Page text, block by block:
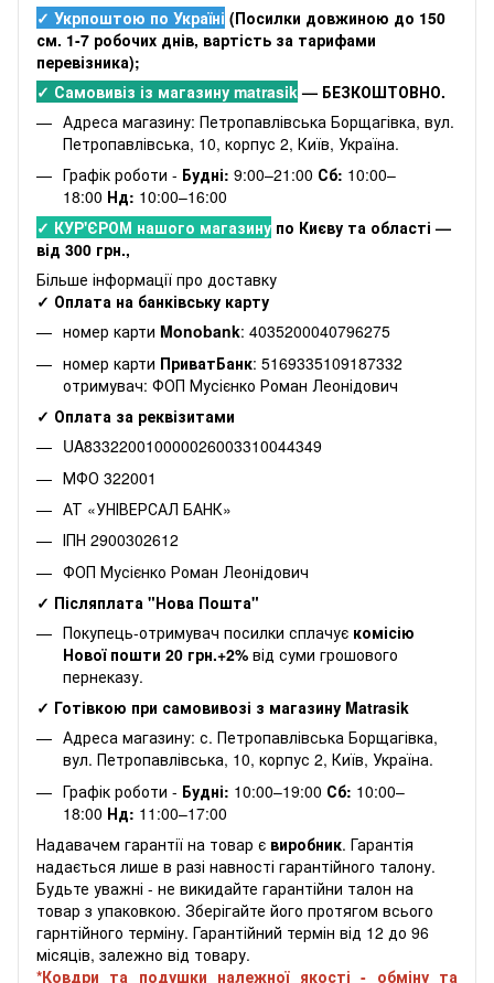
✓ Укрпоштою по Україні (Посилки довжиною до 150
см. 1-7 робочих днів, вартість за тарифами
перевізника);
✓ Самовивіз із магазину matrasik— БЕЗКОШТОВНО.
Адреса магазину: Петропавлівська Борщагівка, вул.
Петропавлівська, 10, корпус 2, Київ, Україна.
Графік роботи - Будні: 9:00–21:00 Сб: 10:00–
18:00 Нд: 10:00–16:00
✓ КУР'ЄРОМ нашого магазину по Києву та області —
від 300 грн.,
Більше інформації про доставку
✓ Оплата на банківську карту
номер карти Monobank: 4035200040796275
номер карти ПриватБанк: 5169335109187332
отримувач: ФОП Мусієнко Роман Леонідович
✓ Оплата за реквізитами
UA833220010000026003310044349
МФО 322001
АТ «УНІВЕРСАЛ БАНК»
ІПН 2900302612
ФОП Мусієнко Роман Леонідович
✓ Післяплата "Нова Пошта"
Покупець-отримувач посилки сплачує комісію
Нової пошти 20 грн.+2% від суми грошового
пернеказу.
✓ Готівкою при самовивозі з магазину Matrasik
Адреса магазину: с. Петропавлівська Борщагівка,
вул. Петропавлівська, 10, корпус 2, Київ, Україна.
Графік роботи - Будні: 10:00–19:00 Сб: 10:00–
18:00 Нд: 11:00–17:00
Надавачем гарантії на товар є виробник. Гарантія
надається лише в разі навності гарантійного талону.
Будьте уважні - не викидайте гарантійни талон на
товар з упаковкою. Зберігайте його протягом всього
гарнтійного терміну. Гарантійний термін від 12 до 96
місяців, залежно від товару.
*Ковдри та подушки належної якості - обміну та